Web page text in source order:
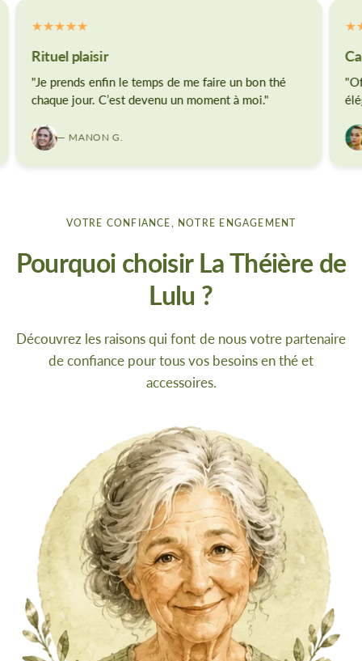
Rituel plaisir
"Je prends enfin le temps de me faire un bon thé
chaque jour. C’est devenu un moment à moi."
— MANON G.
VOTRE CONFIANCE, NOTRE ENGAGEMENT
Pourquoi choisir La Théière de
Lulu ?
Découvrez les raisons qui font de nous votre partenaire
de confiance pour tous vos besoins en thé et
accessoires.